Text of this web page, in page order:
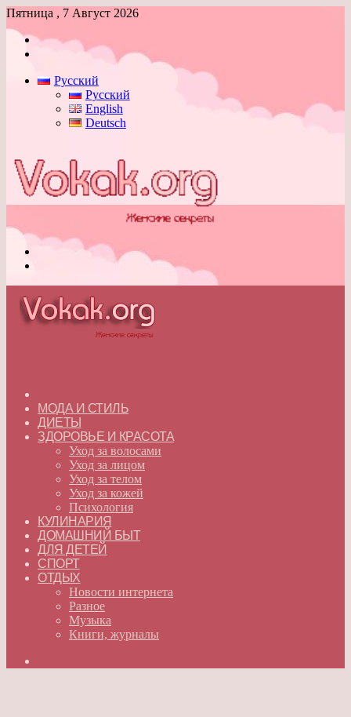
Пятница , 7 Август 2026
Войти
Русский
Русский
English
Deutsch
МОДА И СТИЛЬ
ДИЕТЫ
ЗДОРОВЬЕ И КРАСОТА
Уход за волосами
Уход за лицом
Уход за телом
Уход за кожей
Психология
КУЛИНАРИЯ
ДОМАШНИЙ БЫТ
ДЛЯ ДЕТЕЙ
СПОРТ
ОТДЫХ
Новости интернета
Разное
Музыка
Книги, журналы